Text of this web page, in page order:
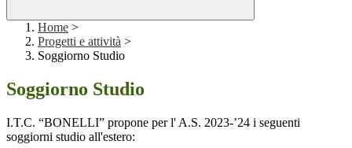
Home >
Progetti e attività >
Soggiorno Studio
Soggiorno Studio
I.T.C. “BONELLI” propone per l' A.S. 2023-’24 i seguenti
soggiorni studio all'estero: